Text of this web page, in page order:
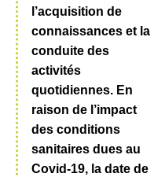
l’acquisition de
connaissances et la
conduite des
activités
quotidiennes. En
raison de l’impact
des conditions
sanitaires dues au
Covid-19, la date de